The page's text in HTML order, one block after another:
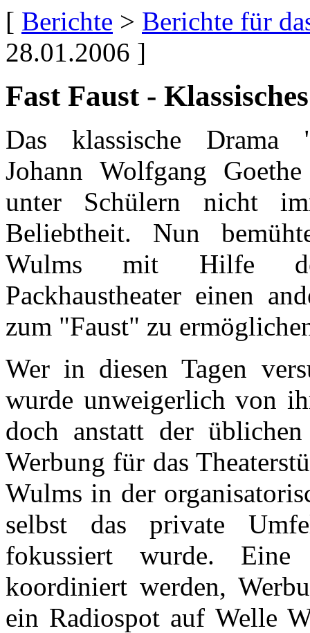
[ Berichte > Berichte für
28.01.2006 ]
Fast Faust -
Das klassische Drama
Johann Wolfgang
unter Schülern nicht
Beliebtheit. Nun
Wulms mit Hilfe
Packhaustheater einen
zum "Faust" zu
Wer in diesen Tagen
wurde unweigerlich von
doch anstatt der
Werbung für das
Wulms in der
selbst das private
fokussiert wurde.
koordiniert werden,
ein Radiospot auf Welle